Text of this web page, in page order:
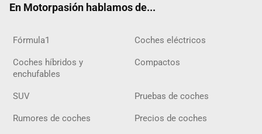
En Motorpasión hablamos de...
Fórmula1 Coches eléctricos
Coches híbridos y
enchufables
Compactos
SUV Pruebas de coches
Rumores de coches Precios de coches